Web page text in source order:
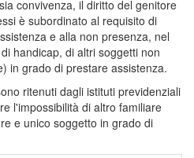
convivenza, il diritto del genitore
è subordinato al requisito di
e alla non presenza, nel
handicap, di altri soggetti non
in grado di prestare assistenza.
ritenuti dagli istituti previdenziali
l'impossibilità di altro familiare
e unico soggetto in grado di